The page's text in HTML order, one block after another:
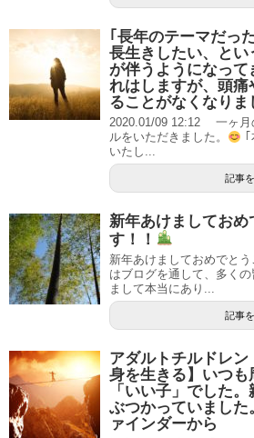
｢長年のテーマだっ
長生きしたい、と
が伴うようになっ
れはしますが、頭
ることがなくなり
2020.01/09 12:12 一ヶ月
ルをいただきました。
いたし...
記事
新年あけましておめ
す！！
新年あけましておめでとう
はブログを通して、多く
まして本当にあり...
記事
アダルトチルドレ
身を生きる】いつも
「いい子」でした
ぶつかっていまし
ァインダーから